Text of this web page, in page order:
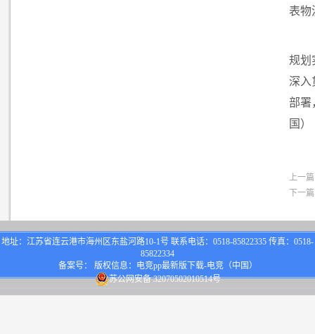
表物
规划
深入
部署
国
上一
下一
地址：江苏省连云港市海州区东盐河路10-1号 联系电话：0518-85822335 传真：0518-
85822334
备案号： 版权信息：电竞pp最新版下载-电竞（中国）
苏公网安备 32070502010514号